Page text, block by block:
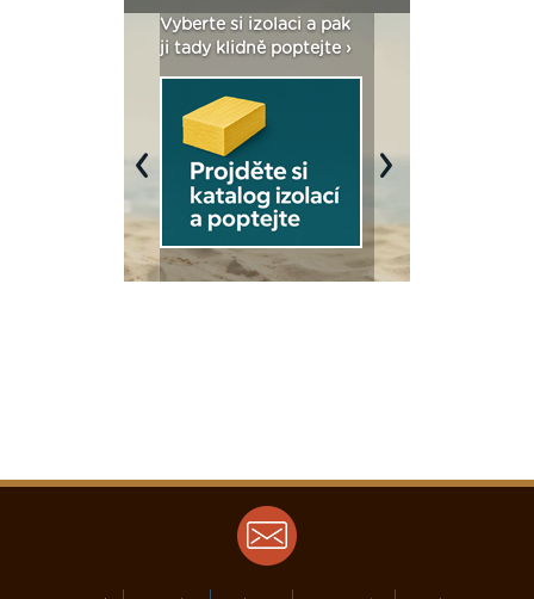
Vyberte si izolaci a pak
ji tady klidně poptejte ›
Previous Next